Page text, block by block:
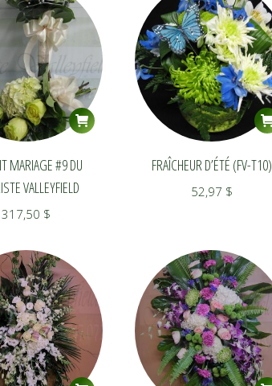
MARIAGE #9 DU
VALLEYFIELD
317,50 $
FRAÎCHEUR D’ÉTÉ (FV-T10)
52,97 $